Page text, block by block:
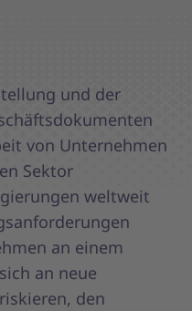
und der
von Unternehmen
Sektor
weltweit
an einem
an neue
den